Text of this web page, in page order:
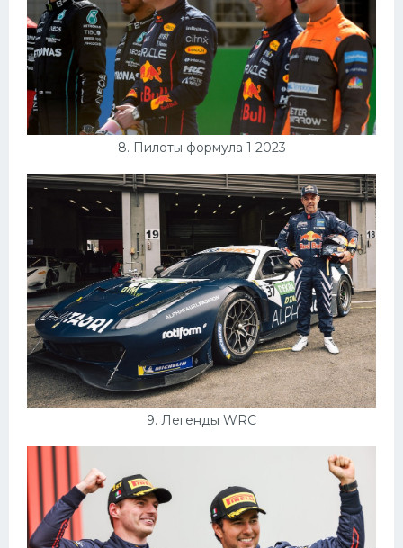
8. Пилоты формула 1 2023
9. Легенды WRC